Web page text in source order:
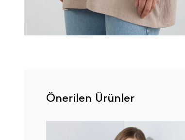
Önerilen Ürünler